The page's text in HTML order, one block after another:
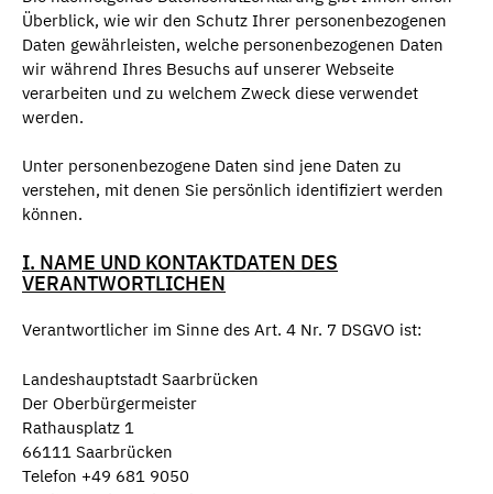
Überblick, wie wir den Schutz Ihrer personenbezogenen
Daten gewährleisten, welche personenbezogenen Daten
wir während Ihres Besuchs auf unserer Webseite
verarbeiten und zu welchem Zweck diese verwendet
werden.
Unter personenbezogene Daten sind jene Daten zu
verstehen, mit denen Sie persönlich identifiziert werden
können.
I. NAME UND KONTAKTDATEN DES
VERANTWORTLICHEN
Verantwortlicher im Sinne des Art. 4 Nr. 7 DSGVO ist:
Landeshauptstadt Saarbrücken
Der Oberbürgermeister
Rathausplatz 1
66111 Saarbrücken
Telefon +49 681 9050